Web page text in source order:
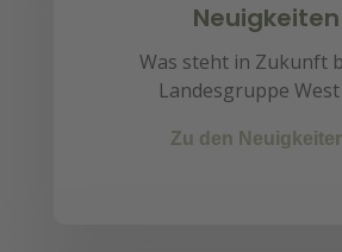
Neuigkeiten
Was steht in Zukunft
Landesgruppe West
Zu den